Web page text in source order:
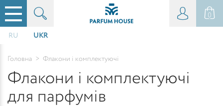
0
RU UKR
Головна > Флакони і комплектуючі
Флакони і комплектуючі
для парфумів